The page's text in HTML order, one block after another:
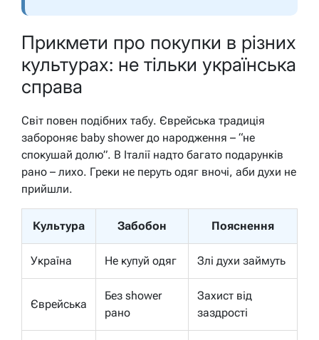
Прикмети про покупки в різних
культурах: не тільки українська
справа
Світ повен подібних табу. Єврейська традиція
забороняє baby shower до народження – “не
спокушай долю”. В Італії надто багато подарунків
рано – лихо. Греки не перуть одяг вночі, аби духи не
прийшли.
Культура Забобон Пояснення
Україна Не купуй одяг Злі духи займуть
Єврейська
Без shower
рано
Захист від
заздрості